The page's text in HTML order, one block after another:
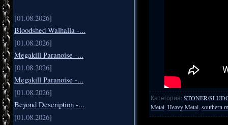
[01.08.2026]
Bloodshed Walhalla -...
[01.08.2026]
Megakill Paranoise -...
[01.08.2026]
Megakill Paranoise -...
[01.08.2026]
Beyond Description -...
[01.08.2026]
Категория: STONER/
Metal Heavy Metal southern